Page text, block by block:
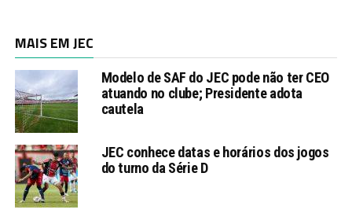
MAIS EM JEC
Modelo de SAF do JEC pode não ter CEO
atuando no clube; Presidente adota
cautela
JEC conhece datas e horários dos jogos
do turno da Série D